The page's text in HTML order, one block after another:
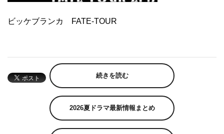
ビッケブランカ FATE-TOUR
続きを読む
2026夏ドラマ最新情報まとめ